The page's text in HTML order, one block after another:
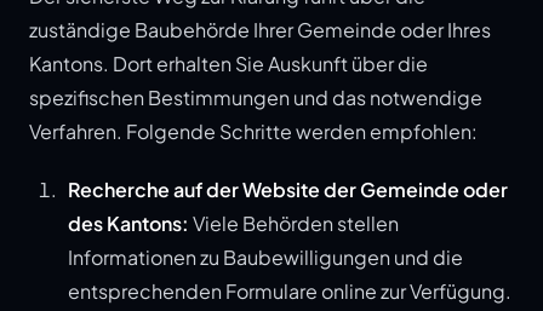
zuständige Baubehörde Ihrer Gemeinde oder Ihres
Kantons. Dort erhalten Sie Auskunft über die
spezifischen Bestimmungen und das notwendige
Verfahren. Folgende Schritte werden empfohlen:
Recherche auf der Website der Gemeinde oder
des Kantons: Viele Behörden stellen
Informationen zu Baubewilligungen und die
entsprechenden Formulare online zur Verfügung.